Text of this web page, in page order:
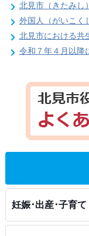
北見市（きたみし
外国人（がいこく
北見市における共
令和７年４月以降に
妊娠･出産･子育て